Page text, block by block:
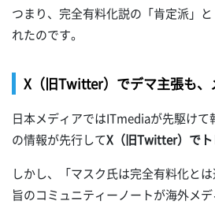
つまり、完全有料化説の「肯定派」
れたのです。
X（旧Twitter）でデマ主張も、
日本メディアではITmediaが先駆け
の情報が先行してX（旧Twitter）でト
しかし、「マスク氏は完全有料化と
旨のコミュニティーノートが海外メ